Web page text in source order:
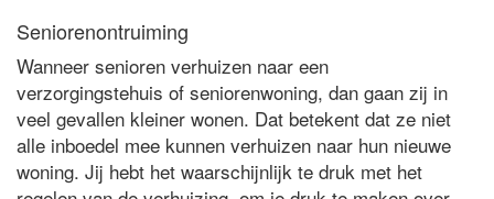
Seniorenontruiming
Wanneer senioren verhuizen naar een
verzorgingstehuis of seniorenwoning, dan gaan zij in
veel gevallen kleiner wonen. Dat betekent dat ze niet
alle inboedel mee kunnen verhuizen naar hun nieuwe
woning. Jij hebt het waarschijnlijk te druk met het